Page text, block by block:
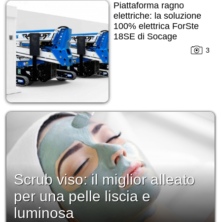
Piattaforma ragno
elettriche: la soluzione
100% elettrica ForSte
18SE di Socage
3
Scrub viso: il miglior alleato
per una pelle liscia e
luminosa